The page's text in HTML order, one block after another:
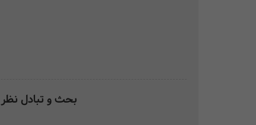
بحث و تبادل نظر